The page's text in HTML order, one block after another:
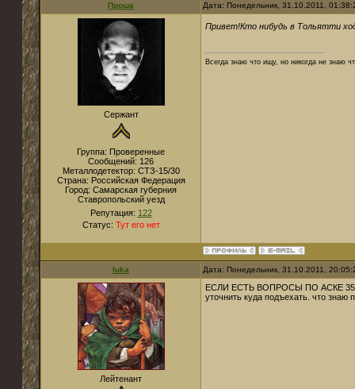
Проша Дата: Понедельник, 31.10.2011,
Сержант
Группа: Проверенные
Сообщений: 126
Металлодетектор: СТЗ-15/30
Страна: Российская Федерация
Город: Самарская губерния
Ставропольский уезд
Репутация: 122
Статус: Тут его нет
Привет!Кто нибудь в Тольятти
Всегда знаю что ищу, но никогда не знаю
luka Дата: Понедельник, 31.10.2011,
Лейтенант
ЕСЛИ ЕСТЬ ВОПРОСЫ ПО АСКЕ 350
уточнить куда подъехать. что знаю